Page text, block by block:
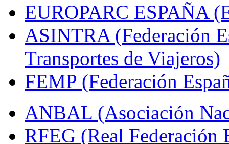
EUROPARC ESPAÑA
ASINTRA (Federación
Transportes de Viajeros)
FEMP (Federación
ANBAL (Asociación
RFEG (Real Federación